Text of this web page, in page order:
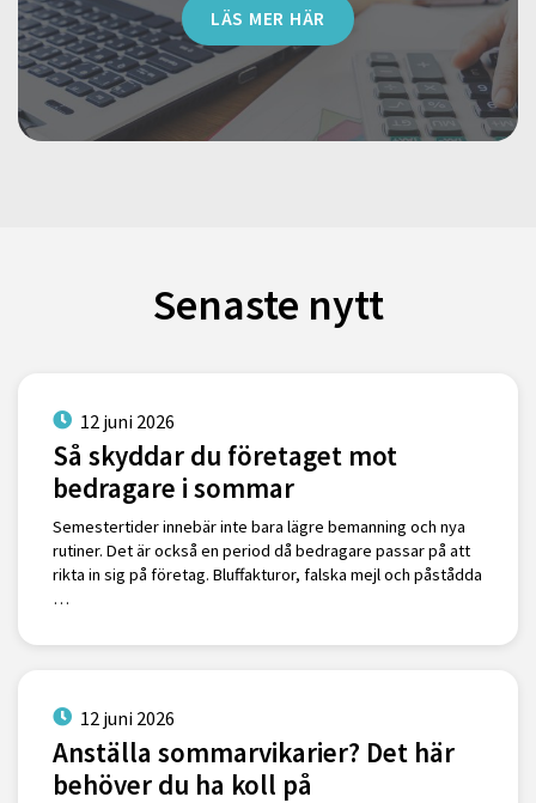
LÄS MER HÄR
Senaste nytt
12 juni 2026
Så skyddar du företaget mot
bedragare i sommar
Semestertider innebär inte bara lägre bemanning och nya
rutiner. Det är också en period då bedragare passar på att
rikta in sig på företag. Bluffakturor, falska mejl och påstådda
…
12 juni 2026
Anställa sommarvikarier? Det här
behöver du ha koll på